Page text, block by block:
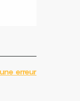
erreur